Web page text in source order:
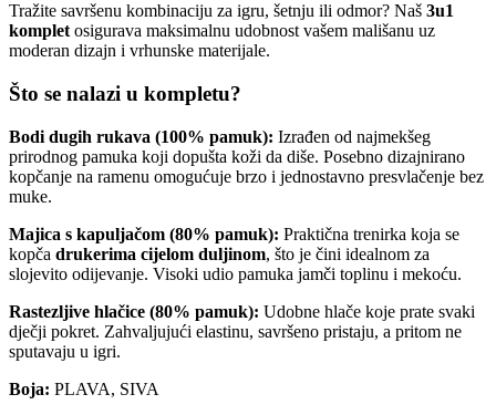
Tražite savršenu kombinaciju za igru, šetnju ili odmor? Naš 3u1
komplet osigurava maksimalnu udobnost vašem mališanu uz
moderan dizajn i vrhunske materijale.
Što se nalazi u kompletu?
Bodi dugih rukava (100% pamuk): Izrađen od najmekšeg
prirodnog pamuka koji dopušta koži da diše. Posebno dizajnirano
kopčanje na ramenu omogućuje brzo i jednostavno presvlačenje bez
muke.
Majica s kapuljačom (80% pamuk): Praktična trenirka koja se
kopča drukerima cijelom duljinom, što je čini idealnom za
slojevito odijevanje. Visoki udio pamuka jamči toplinu i mekoću.
Rastezljive hlačice (80% pamuk): Udobne hlače koje prate svaki
dječji pokret. Zahvaljujući elastinu, savršeno pristaju, a pritom ne
sputavaju u igri.
Boja: PLAVA, SIVA